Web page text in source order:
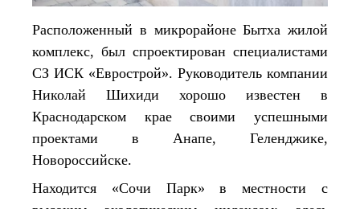
Расположенный в микрорайоне Бытха жилой
комплекс, был спроектирован специалистами
СЗ ИСК «Еврострой». Руководитель компании
Николай Шихиди хорошо известен в
Краснодарском крае своими успешными
проектами в Анапе, Геленджике,
Новороссийске.
Находится «Сочи Парк» в местности с